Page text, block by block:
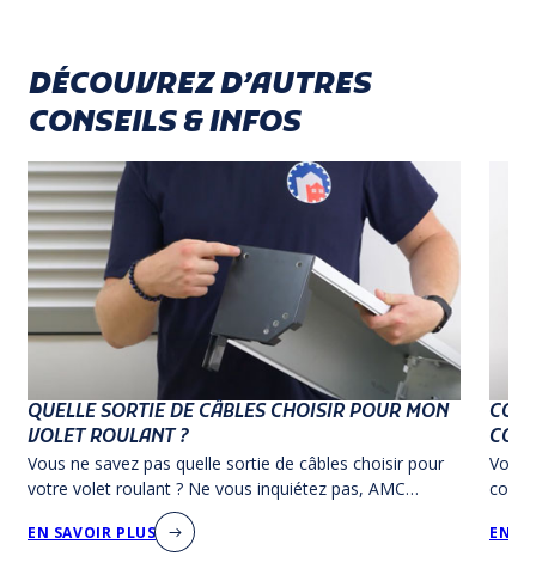
DÉCOUVREZ D’AUTRES
CONSEILS & INFOS
QUELLE SORTIE DE CÂBLES CHOISIR POUR MON
VOLET ROULANT ?
Vous ne savez pas quelle sortie de câbles choisir pour
votre volet roulant ? Ne vous inquiétez pas, AMC
Production vous a préparé une vidéo explicative.
EN SAVOIR PLUS
Vous
EN